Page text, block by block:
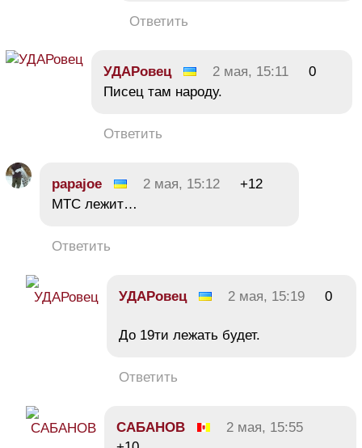
Ответить
УДАРовец 2 мая, 15:11
0
Писец там народу.
Ответить
papajoe 2 мая, 15:12
+12
MTC лежит…
Ответить
УДАРовец 2 мая, 15:19 0
До 19ти лежать будет.
Ответить
СAБAHOB
2 мая, 15:55